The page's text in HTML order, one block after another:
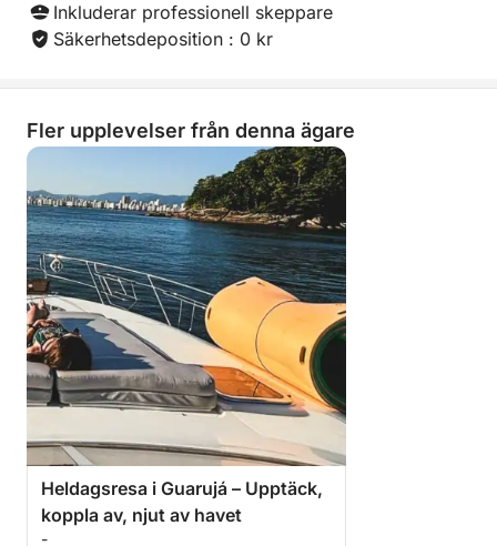
Inkluderar professionell skeppare
Säkerhetsdeposition : 0 kr
Fler upplevelser från denna ägare
Heldagsresa i Guarujá – Upptäck,
koppla av, njut av havet
-